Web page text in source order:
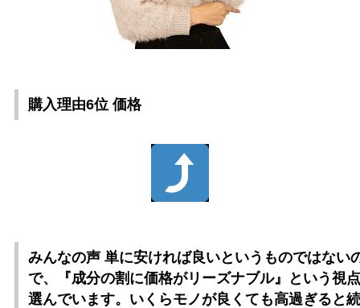
購入理由6位 価格
みんなの声 単に安ければ良いというものではない
で、『成分の割に価格がリーズナブル』という視
選んでいます。いくらモノが良くても高過ぎると